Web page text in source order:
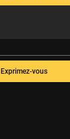
Exprimez-vous